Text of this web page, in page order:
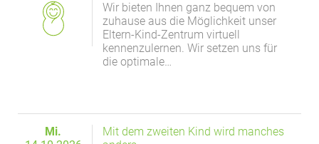
Wir bieten Ihnen ganz bequem von
zuhause aus die Möglichkeit unser
Eltern-Kind-Zentrum virtuell
kennenzulernen. Wir setzen uns für
die optimale…
Mi.
Mit dem zweiten Kind wird manches